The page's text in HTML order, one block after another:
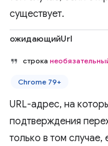
существует.
ожидающийUrl
строка
Chrome 79+
URL-адрес, на
подтверждения
только в том